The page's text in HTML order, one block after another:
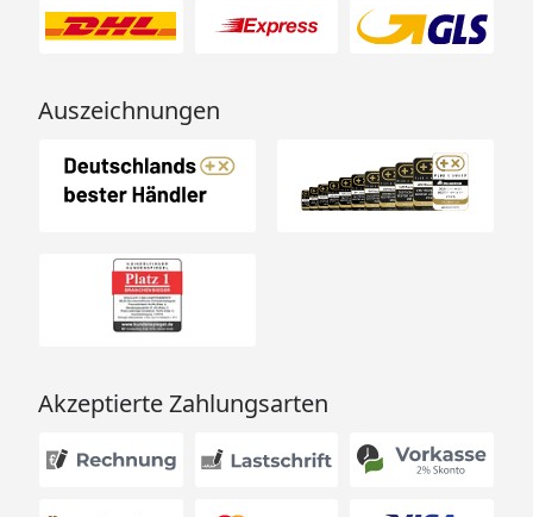
Auszeichnungen
Akzeptierte Zahlungsarten